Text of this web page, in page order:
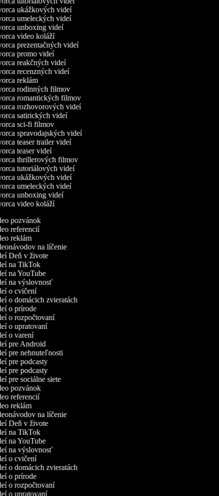
ukážkových videí
umeleckých videí
unboxing videí
video koláží
prezentačných videí
promo videí
reakčných videí
recenzných videí
reklám
rodinných filmov
romantických filmov
rozhovorových videí
satirických videí
sci-fi filmov
spravodajských videí
teaser trailer videí
teaser videí
thrillerových filmov
tutoriálových videí
ukážkových videí
umeleckých videí
unboxing videí
video koláží
pozvánok
referencií
reklám
na líčenie
Deň v živote
na TikTok
na YouTube
na výslovnosť
o cvičení
o domácich zvieratách
o prírode
o rozpočtovaní
o upratovaní
o varení
pre Android
pre nehnuteľnosti
pre podcasty
pre podcasty
pre sociálne siete
pozvánok
referencií
reklám
na líčenie
Deň v živote
na TikTok
na YouTube
na výslovnosť
o cvičení
o domácich zvieratách
o prírode
o rozpočtovaní
o upratovaní